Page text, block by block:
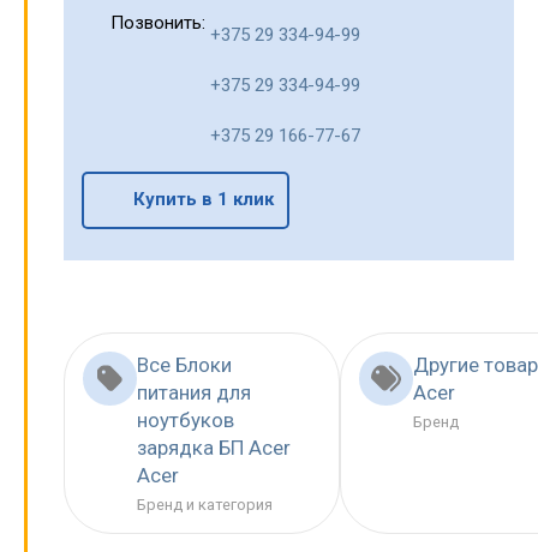
Позвонить:
+375 29 334-94-99
+375 29 334-94-99
+375 29 166-77-67
Купить в 1 клик
Все Блоки
питания для
ноутбуков
зарядка БП Acer
Acer
Бренд и категория
Другие
Acer
Бренд